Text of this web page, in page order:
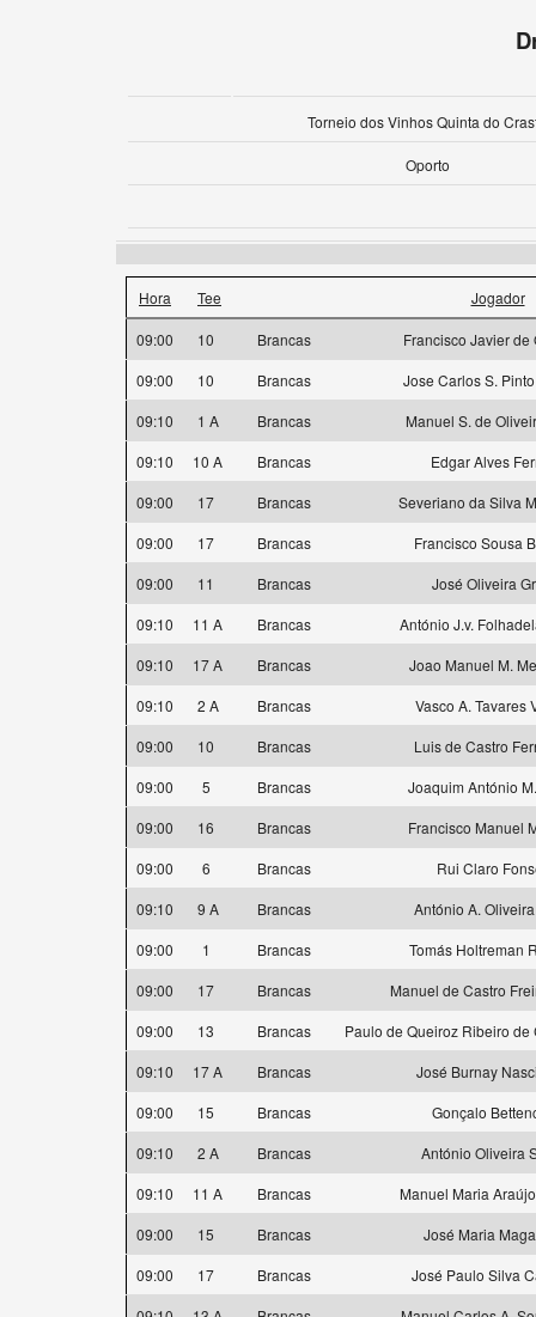
Torneio dos Vinhos Quinta do
Oporto
Hora Tee Jogador
09:00 10 Brancas
Francisco Javier de
09:00
10 Brancas
Jose Carlos S.
09:10
1 A Brancas
Manuel S. de
09:10
10 A Brancas
Edgar Alves
09:00
17 Brancas
Severiano da Silva
09:00
17 Brancas
Francisco Sousa
09:00
11 Brancas
José Oliveira
09:10
11 A Brancas
António J.v.
09:10
17 A Brancas
Joao Manuel M.
09:10
2 A Brancas
Vasco A. Tavares
09:00
10 Brancas
Luis de Castro
09:00
5 Brancas
Joaquim António
09:00
16 Brancas
Francisco Manuel
09:00
6 Brancas
Rui Claro
09:10
9 A Brancas
António A.
09:00
1 Brancas
Tomás Holtreman
09:00
17 Brancas
Manuel de Castro
09:00
13 Brancas
Paulo de Queiroz Ribeiro de
09:10
17 A Brancas
José Burnay
09:00
15 Brancas
Gonçalo
09:10
2 A Brancas
António Oliveira
09:10
11 A Brancas
Manuel Maria
09:00
15 Brancas
José Maria
09:00
17 Brancas
José Paulo Silva